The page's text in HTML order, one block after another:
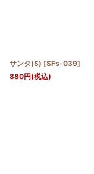
サンタ(S) [SFs-039]
880円(税込)